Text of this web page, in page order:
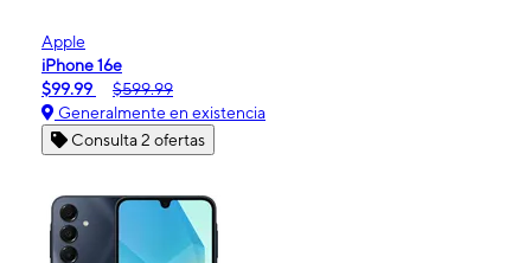
Apple
iPhone 16e
$99.99
$599.99
Generalmente en existencia
Consulta 2 ofertas